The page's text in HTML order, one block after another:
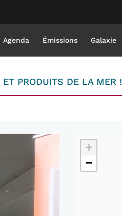
Agenda Émissions Galaxie
PRODUITS DE LA MER !
+
−